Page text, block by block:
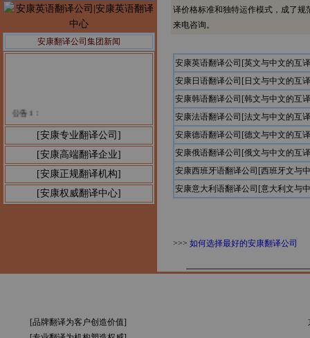
安康翻译公司集团新闻
[安康专业翻译公司]
[安康高端翻译企业]
[安康正规翻译机构]
[安康权威翻译中心]
译价格标准和独特运作模式，成了
来电咨询。
安康英语翻译公司[英文与中文的互
安康日语翻译公司[日文与中文的互
安康韩语翻译公司[韩文与中文的互
安康法语翻译公司[法文与中文的互
安康德语翻译公司[德文与中文的互
安康俄语翻译公司[俄文与中文的互
安康西班牙语翻译公司[西班牙文与
安康意大利语翻译公司[意大利文与
>>> 如何选择最好的安康翻译公司
[品牌翻译为客户创造价值]